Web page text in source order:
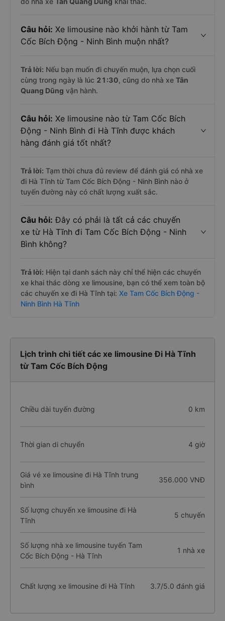
Câu hỏi: Xe limousine nào khởi hành từ Tam
Cốc Bích Động - Ninh Bình muộn nhất?
Trả lời: Nếu bạn muốn đi chuyến muộn, lựa chọn cuối
cùng trong ngày là lúc 21:30, cũng do nhà xe Tân
Quang Dũng vận hành.
Câu hỏi: Xe limousine nào từ Tam Cốc Bích
Động - Ninh Bình đi Hà Tĩnh được khách
hàng đánh giá tốt nhất?
Trả lời: Tạm thời chưa đủ review để đánh giá có nhà xe
đi Hà Tĩnh từ Tam Cốc Bích Động - Ninh Bình nào ở
tuyến đường này có chất lượng xuất sắc.
Câu hỏi: Đây có phải là tất cả các chuyến
xe từ Hà Tĩnh đi Tam Cốc Bích Động - Ninh
Bình không?
Trả lời: Hiện tại danh sách này chỉ thể hiện các chuyến
xe khai thác dòng xe limousine, bạn có thể xem toàn bộ
các chuyến xe đi Hà Tĩnh tại: Xe Tam Cốc Bích Động -
Ninh Bình Hà Tĩnh
Lịch trình chi tiết các xe limousine Đi Hà Tĩnh
từ Tam Cốc Bích Động
Chiều dài tuyến đường 0 km
Thời gian di chuyển 4 giờ
Giá vé xe limousine đi Hà Tĩnh trung
bình
356.000 VNĐ
Số lượng chuyến xe limousine đi Hà
Tĩnh
5 chuyến
Số lượng nhà xe limousine tuyến Tam
Cốc Bích Động - Hà Tĩnh
1 nhà xe
Chất lượng xe limousine đi Hà Tĩnh 3.7/5.0 đánh giá